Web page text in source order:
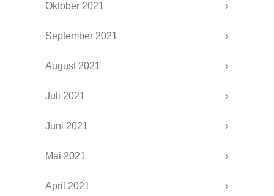
Oktober 2021
September 2021
August 2021
Juli 2021
Juni 2021
Mai 2021
April 2021